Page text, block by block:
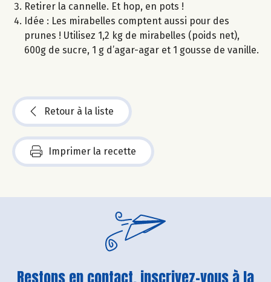
Retirer la cannelle. Et hop, en pots !
Idée : Les mirabelles comptent aussi pour des
prunes ! Utilisez 1,2 kg de mirabelles (poids net),
600g de sucre, 1 g d’agar-agar et 1 gousse de vanille.
Retour à la liste
Imprimer la recette